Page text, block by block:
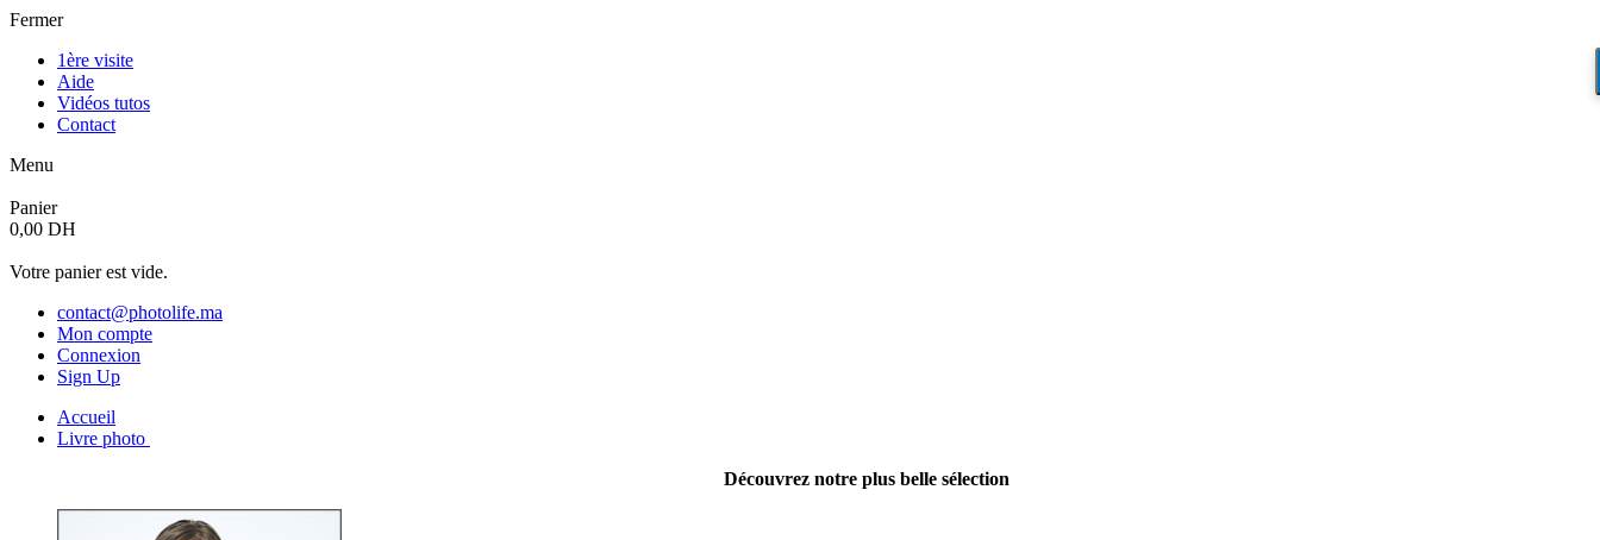
Fermer
1ère visite
Aide
Vidéos tutos
Contact
Menu
Panier
0,00 DH
Votre panier est vide.
contact@photolife.ma
Mon compte
Connexion
Sign Up
Accueil
Livre photo
Découvrez notre plus belle sélection